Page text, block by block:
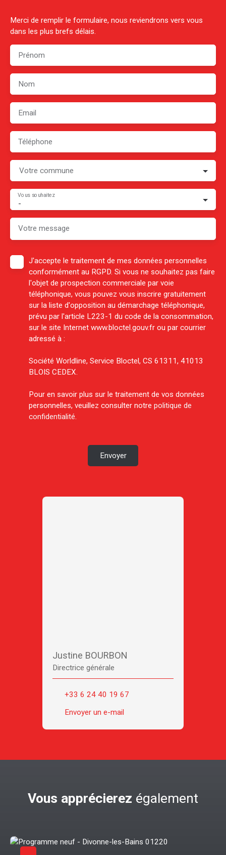
Merci de remplir le formulaire, nous reviendrons vers vous
dans les plus brefs délais.
Prénom
Nom
Email
Téléphone
Votre commune
-
Vous souhaitez
Votre message
J'accepte le traitement de mes données personnelles
conformément au RGPD. Si vous ne souhaitez pas faire
l'objet de prospection commerciale par voie
téléphonique, vous pouvez vous inscrire gratuitement
sur la liste d'opposition au démarchage téléphonique,
prévu par l'article L223-1 du code de la consommation,
sur le site Internet www.bloctel.gouv.fr ou par courrier
adressé à :
Société Worldline, Service Bloctel, CS 61311, 41013
BLOIS CEDEX.
Pour en savoir plus sur le traitement de vos données
personnelles, veuillez consulter notre politique de
confidentialité.
Envoyer
Justine BOURBON
Directrice générale
+33 6 24 40 19 67
Envoyer un e-mail
Vous apprécierez également